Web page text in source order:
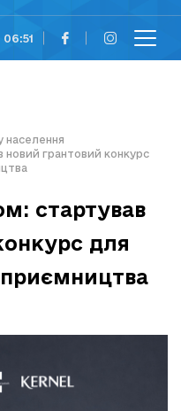
06:51
населення
новий грантовий конкурс
стартував
для